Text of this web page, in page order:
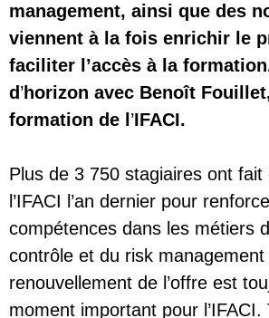
management, ainsi que des
viennent à la fois enrichir le
faciliter l’accès à la
d’horizon avec Benoît
formation de l ’IFACI.
Plus de 3 750 stagiaires ont fait
l’IFACI l’an dernier pour
compétences dans les métiers
contrôle et du risk management
renouvellement de l’offre est
moment important pour l’IFACI.